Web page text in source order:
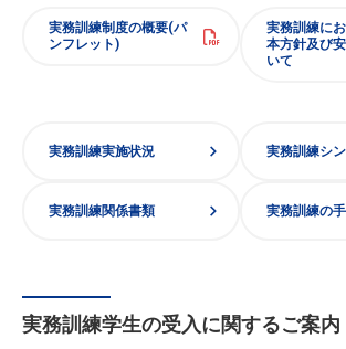
実務訓練制度の概要(パ
ンフレット)
実務訓練に
本方針及び
いて
実務訓練実施状況 chevron_right 実務訓練シ
実務訓練関係書類 chevron_right 実務訓練の手
実務訓練学生の受入に関するご案内